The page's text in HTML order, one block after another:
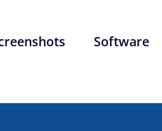
Software